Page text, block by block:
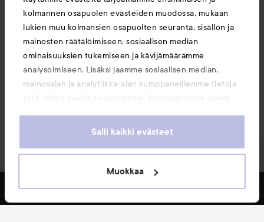
kolmannen osapuolen evästeiden muodossa, mukaan
lukien muu kolmansien osapuolten seuranta, sisällön ja
mainosten räätälöimiseen, sosiaalisen median
ominaisuuksien tukemiseen ja kävijämäärämme
analysoimiseen. Lisäksi jaamme sosiaalisen median,
mainosalan ja analytiikka-alan kumppaneillemme tietoja
heille tai joita on kerätty, kun olet käyttänyt heidän
evästeiden käytön.
Salli kaikki evästeet
Muokkaa
SUODATA MYYDYIMMÄT TUOTTEET
Saattaisit myös tykätä
Copyright 2026